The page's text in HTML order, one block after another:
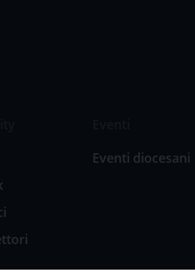
Eventi diocesani